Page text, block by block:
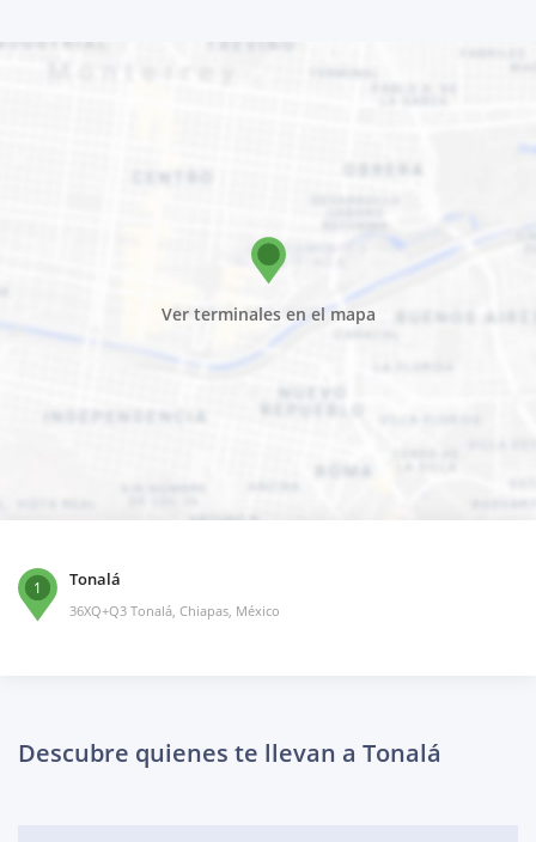
Ver terminales en el mapa
1 Tonalá
36XQ+Q3 Tonalá, Chiapas, México
Descubre quienes te llevan a Tonalá